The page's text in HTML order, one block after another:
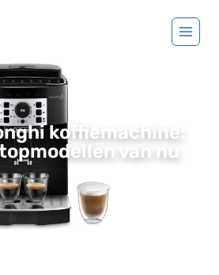
koffiemachine:
van nu